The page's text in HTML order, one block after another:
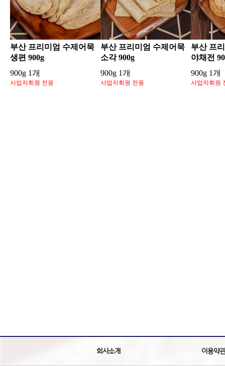
부산 프리미엄 수제어묵
생편 900g
900g 1개
사업자회원 전용
부산 프리미엄 수제어묵
소각 900g
900g 1개
사업자회원 전용
부산 프
야채전
900g 1개
사업자회원
회사소개 이용약